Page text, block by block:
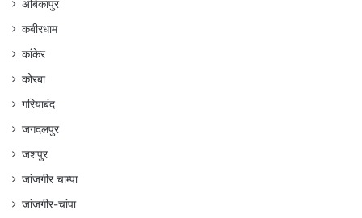
अंबिकापुर
कबीरधाम
कांकेर
कोरबा
गरियाबंद
जगदलपुर
जशपुर
जांजगीर चाम्पा
जांजगीर-चांपा